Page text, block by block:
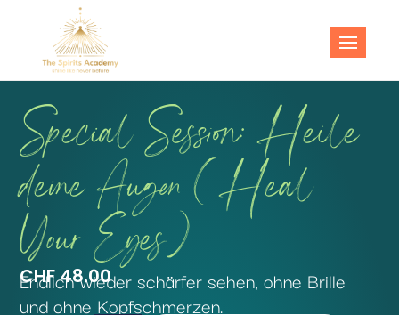
Academy
Special Session: Heile
deine Augen (Heal
Your Eyes)
CHF48.00
Endlich wieder schärfer sehen, ohne Brille
und ohne Kopfschmerzen.